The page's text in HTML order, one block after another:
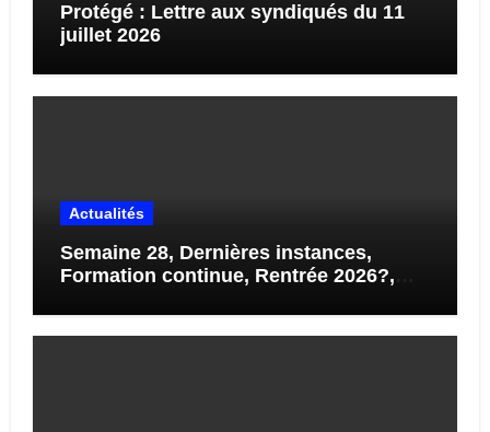
Protégé : Lettre aux syndiqués du 11
juillet 2026
Actualités
Semaine 28, Dernières instances,
Formation continue, Rentrée 2026?,